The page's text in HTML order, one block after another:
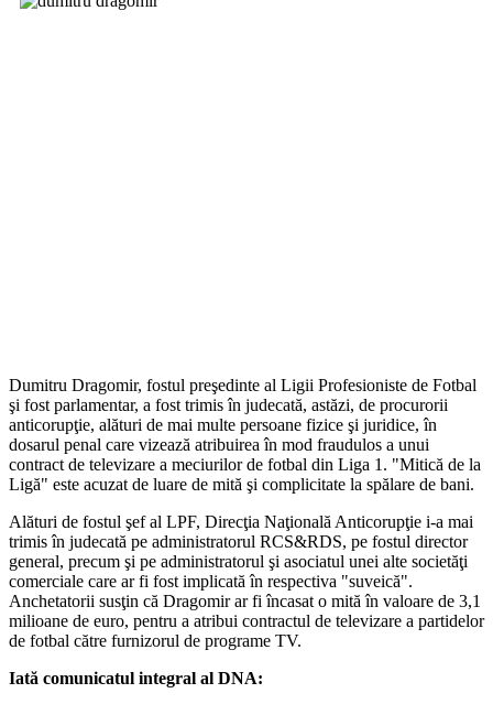
Dumitru Dragomir, fostul preşedinte al Ligii Profesioniste de Fotbal
şi fost parlamentar, a fost trimis în judecată, astăzi, de procurorii
anticorupţie, alături de mai multe persoane fizice şi juridice, în
dosarul penal care vizează atribuirea în mod fraudulos a unui
contract de televizare a meciurilor de fotbal din Liga 1. "Mitică de la
Ligă" este acuzat de luare de mită şi complicitate la spălare de bani.
Alături de fostul şef al LPF, Direcţia Naţională Anticorupţie i-a mai
trimis în judecată pe administratorul RCS&RDS, pe fostul director
general, precum şi pe administratorul şi asociatul unei alte societăţi
comerciale care ar fi fost implicată în respectiva "suveică".
Anchetatorii susţin că Dragomir ar fi încasat o mită în valoare de 3,1
milioane de euro, pentru a atribui contractul de televizare a partidelor
de fotbal către furnizorul de programe TV.
Iată comunicatul integral al DNA: